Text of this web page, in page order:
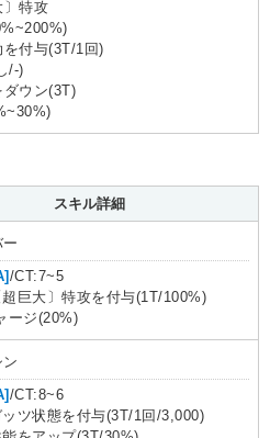
〕特攻
を付与(3T/1回)
/-)
ダウン(3T)
スキル詳細
/CT:7~5
巨大〕特攻を付与(1T/100%)
ージ(20%)
/CT:8~6
ツ状態を付与(3T/1回/3,000)